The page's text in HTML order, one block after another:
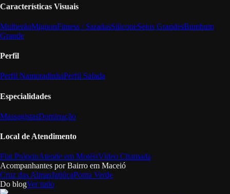
Características Visuais
MulherãoMignonFitness / SaradasSiliconeSeios GrandesBumbum
Grande
Perfil
Perfil NamoradinhaPerfil Safada
Especialidades
MassagistasDominação
Local de Atendimento
Flat PróprioAtende em MotéisVídeo Chamada
Acompanhantes por Bairro em Maceió
Cruz das AlmasJatiúcaPonta Verde
Do blogVer tudo